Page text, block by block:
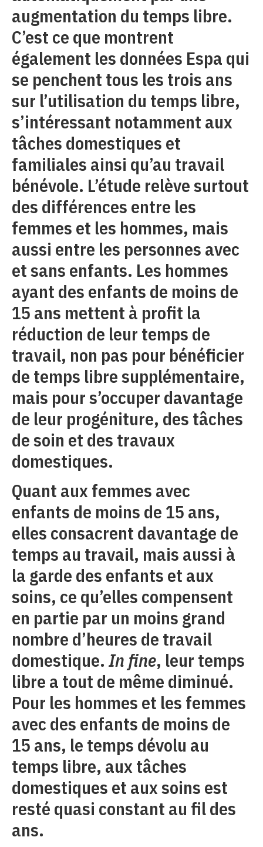
augmentation du temps libre.
C’est ce que montrent
également les données Espa qui
se penchent tous les trois ans
sur l’utilisation du temps libre,
s’intéressant notamment aux
tâches domestiques et
familiales ainsi qu’au travail
bénévole. L’étude relève surtout
des différences entre les
femmes et les hommes, mais
aussi entre les personnes avec
et sans enfants. Les hommes
ayant des enfants de moins de
15 ans mettent à profit la
réduction de leur temps de
travail, non pas pour bénéficier
de temps libre supplémentaire,
mais pour s’occuper davantage
de leur progéniture, des tâches
de soin et des travaux
domestiques.
Quant aux femmes avec
enfants de moins de 15 ans,
elles consacrent davantage de
temps au travail, mais aussi à
la garde des enfants et aux
soins, ce qu’elles compensent
en partie par un moins grand
nombre d’heures de travail
domestique. In fine, leur temps
libre a tout de même diminué.
Pour les hommes et les femmes
avec des enfants de moins de
15 ans, le temps dévolu au
temps libre, aux tâches
domestiques et aux soins est
resté quasi constant au fil des
ans.